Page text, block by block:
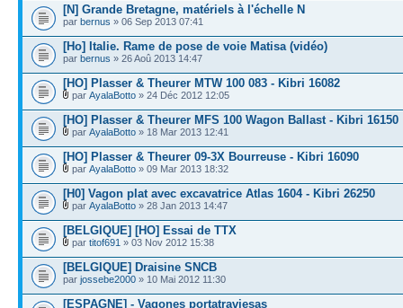
[N] Grande Bretagne, matériels à l'échelle N
par bernus » 06 Sep 2013 07:41
[Ho] Italie. Rame de pose de voie Matisa (vidéo)
par bernus » 26 Aoû 2013 14:47
[HO] Plasser & Theurer MTW 100 083 - Kibri 16082
par AyalaBotto » 24 Déc 2012 12:05
[HO] Plasser & Theurer MFS 100 Wagon Ballast - Kibri 16150
par AyalaBotto » 18 Mar 2013 12:41
[HO] Plasser & Theurer 09-3X Bourreuse - Kibri 16090
par AyalaBotto » 09 Mar 2013 18:32
[H0] Vagon plat avec excavatrice Atlas 1604 - Kibri 26250
par AyalaBotto » 28 Jan 2013 14:47
[BELGIQUE] [HO] Essai de TTX
par titof691 » 03 Nov 2012 15:38
[BELGIQUE] Draisine SNCB
par jossebe2000 » 10 Mai 2012 11:30
[ESPAGNE] - Vagones portatraviesas